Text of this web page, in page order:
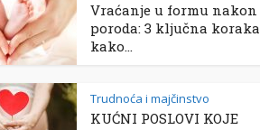
Vraćanje u formu nakon
poroda: 3 ključna koraka
kako...
Trudnoća i majčinstvo
KUĆNI POSLOVI KOJE